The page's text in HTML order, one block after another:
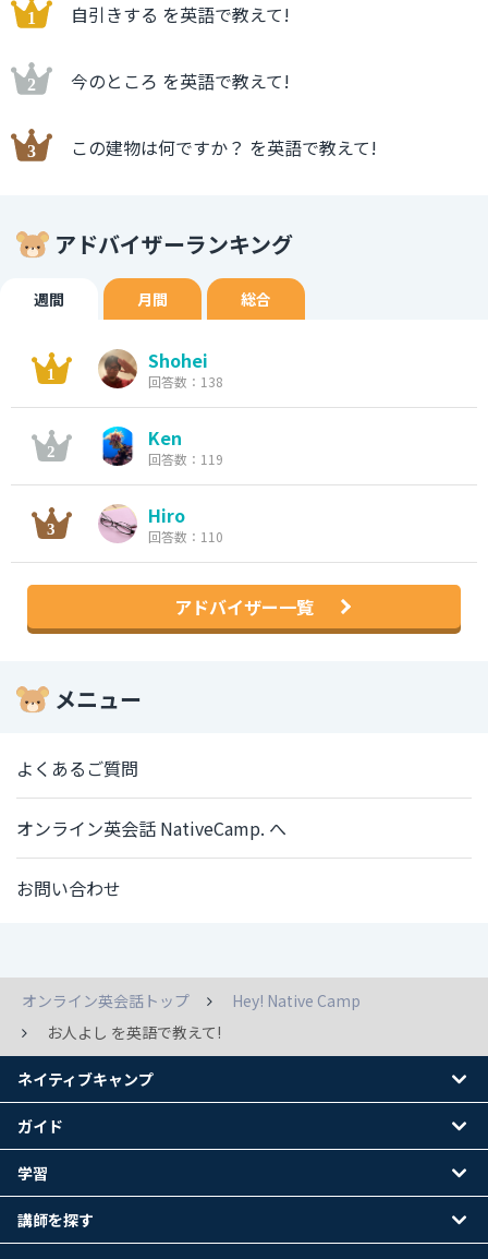
自引きする を英語で教えて!
今のところ を英語で教えて!
この建物は何ですか？ を英語で教えて!
アドバイザーランキング
週間 月間 総合
Shohei
回答数：138
Ken
回答数：119
Hiro
回答数：110
アドバイザー一覧
メニュー
よくあるご質問
オンライン英会話 NativeCamp. へ
お問い合わせ
オンライン英会話トップ
Hey! Native Camp
お人よし を英語で教えて!
ネイティブキャンプ
ガイド
学習
講師を探す